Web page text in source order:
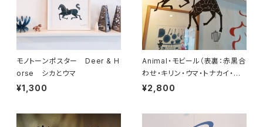
モノトーンポスター Deer & H
orse シカとウマ
¥1,300
Animal・モビール（表裏：赤黒合
わせ・キリン・ウマ・トナカイ・ラ
クダ・ロバ）
¥2,800